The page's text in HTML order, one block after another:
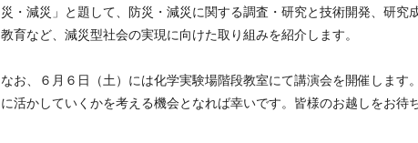
災・減災」と題して、防災・減災に関する調査・研究と技術開発、研
教育など、減災型社会の実現に向けた取り組みを紹介します。
なお、６月６日（土）には化学実験場階段教室にて講演会を開催しま
に活かしていくかを考える機会となれば幸いです。皆様のお越しをお待